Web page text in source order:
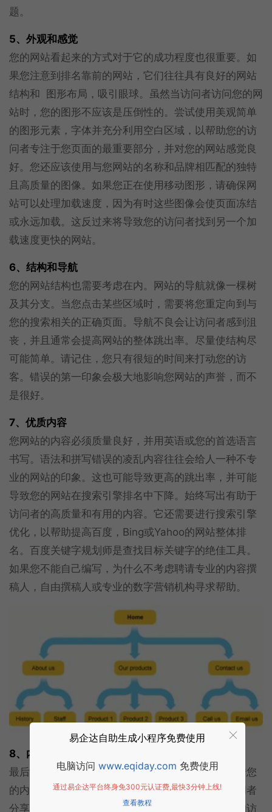
题。
5、外观和感觉
您的网站看起来的方式对于它的成功程度也很重要。如
果您注意到排名靠前的网站，它们往往具有良好的网站
结构和 图形布局，吸引眼球。虽然当访问者访问您的网
站时，您的图形不应该是压倒性的。尝试使用美观简单
的图形元素，字体并充分利用空白区域，以帮助您的访
问者专注于您页面的最重要部分，并对您的网站感觉良
好。您还应该使用与您网站的名称和品牌相匹配的独特
且高质量的图像。如果您正在使用移动图形，请确保网
站可以处理加载速度，因为有时这些图像会使页面冻结
或永远加载。这反过来将导致您的访问者找到另一个加
载速度更快的网站。
6、结构和导航
您的网站结构也需要考虑在内。网站的导航就像一棵树
及其分支。当您点击某些区域时，需要将您重定向到与
您的搜索相关的正确页面。导航不良会让访问者感到沮
丧，并且通常会提高网站的整体跳出率。尽量使结构尽
可能简单。请记住，您只有很短的时间来打动您的访
客。错误的第一印象会极大地影响您网站的声誉，而不
是很好。
7、优质内容
您网站的内容必须质量良好，并用英语或您的首选语言
书写。语法和拼写错误的凌乱内容往往会给人一种不专
业的网站的印象。这也可能导致更高的跳出率，并可能
导致您的网站在搜索引擎排名中下降。始终写出有助于
访问者的高质量和有用的内容。它还需要进行搜索引擎
优化，以帮助提高百度，Bing或Yahoo的网站整体排
名。百度关键字规划师是查找目标关键字的绝佳工具。
如果您不能自己编写，为什么不考虑聘请专业的内容撰
稿人，自由撰稿人或专业的数字营销机构寻求帮助。
8、内容推广
最后但并非最不重要的是，您需要有一个区域来宣传您
的内容，包括视频，下载和文章。博客是与您的访问者
分享您熟悉的业务领域信息的绝佳方式。它允许您的访
易企达自助生成小程序免费使用
电脑访问 www.eqiday.com 免费使用
通过易企达平台终身免300元认证费,最快3分钟上线!
查看教程